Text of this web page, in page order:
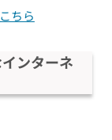
こちら
ンターネ